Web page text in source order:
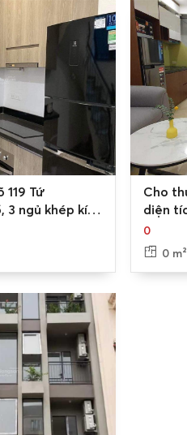
Yên Phụ và Bưởi.
Cơ, Nghi Tàm, Thụy Khuê,...
cầu muốn
thuê nhà đất tại Tứ
thuê nhà đất Tứ
119 Tứ
3 ngủ khép kín
Cho
diện
Tây Hồ
0
0 m²